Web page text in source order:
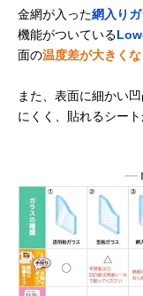
金網が入った網入り
機能がついている
面の温度差が大きく
また、表面に細かい
にくく、貼れるシート